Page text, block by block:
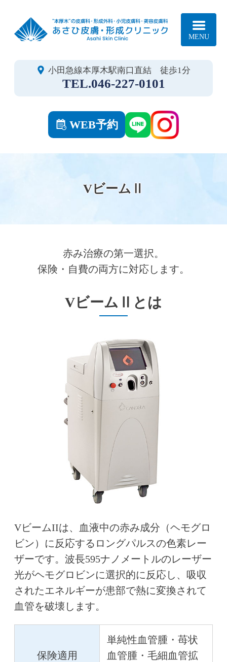
小田急線本厚木駅南口直結 徒歩1分
046-227-0101
WEB予約
VビームⅡ
赤み治療の第一選択。
保険・自費の両方に対応します。
VビームⅡとは
VビームIIは、血液中の赤み成分（ヘモグロ
ビン）に反応するロングパルスの色素レー
ザーです。波長595ナノメートルのレーザー
光がヘモグロビンに選択的に反応し、吸収
されたエネルギーが患部で熱に変換されて
血管を破壊します。
保険適用
単純性血管腫・苺状
血管腫・毛細血管拡